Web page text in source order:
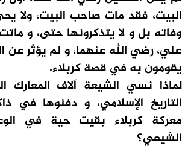
البيت، فقد مات صاحب البيت، ولا
وفاته بل و لا يتذكرونها حتى، و ماتت
علي، رضي الله عنهما، و لم يؤثر
يقومون به في قصة كربلاء.
لماذا نسي الشيعة آلاف
التاريخ الإسلامي، و دفنوها في
معركة كربلاء بقيت حية في
الشيعي؟